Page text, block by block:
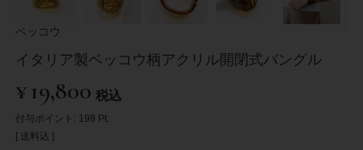
ベッコウ
イタリア製ベッコウ柄アクリル開閉式バングル
¥19,800 税込
付与ポイント: 198 Pt.
送料込